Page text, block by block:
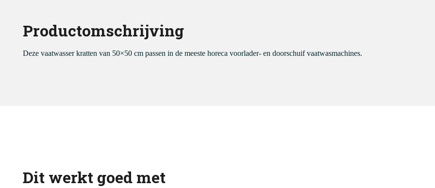
Productomschrijving
Deze vaatwasser kratten van 50×50 cm passen in de meeste horeca voorlader- en doorschuif vaatwasmachines.
Dit werkt goed met